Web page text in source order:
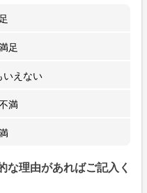
足
いえない
満
な理由があればご記入く